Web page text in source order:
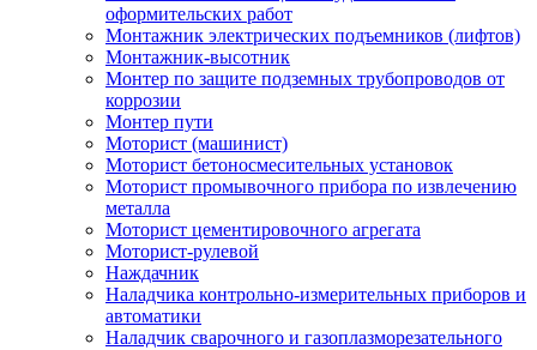
оформительских работ
Монтажник электрических подъемников (лифтов)
Монтажник-высотник
Монтер по защите подземных трубопроводов от
коррозии
Монтер пути
Моторист (машинист)
Моторист бетоносмесительных установок
Моторист промывочного прибора по извлечению
металла
Моторист цементировочного агрегата
Моторист-рулевой
Наждачник
Наладчика контрольно-измерительных приборов и
автоматики
Наладчик сварочного и газоплазморезательного